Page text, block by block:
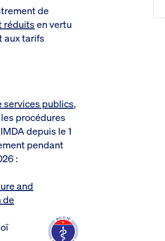
de
réduitsen vertu
aux tarifs
services publics,
procédures
depuis le 1
pendant
:
and
de